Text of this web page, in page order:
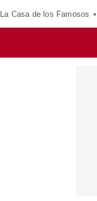
La Casa de los Famosos